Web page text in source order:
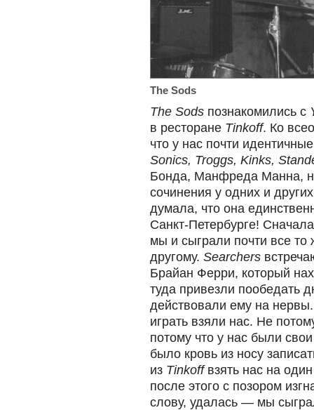
The Sods
The Sods познакомились с
в ресторане Tinkoff. Ко
что у нас почти
Sonics, Troggs, Kinks,
Бонда, Манфреда Манна,
сочинения у одних и
думала, что она
Санкт-Петербурге!
мы и сыграли почти все
другому. Searchers
Брайан Ферри, который
туда привезли пообедать
действовали ему на
играть взяли нас. Не
потому что у нас были
было кровь из носу
из Tinkoffвзять нас на
после этого с позором
слову, удалась — мы